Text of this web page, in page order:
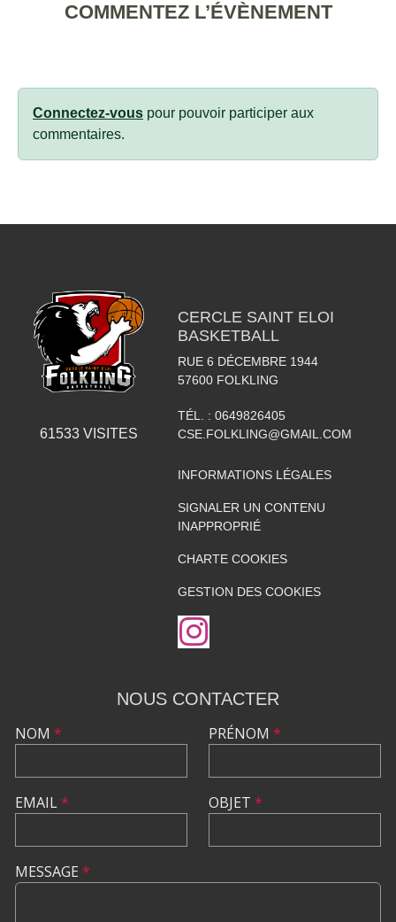
COMMENTEZ L’ÉVÈNEMENT
Connectez-vous pour pouvoir participer aux
commentaires.
61533VISITES
CERCLE SAINT ELOI
BASKETBALL
RUE 6 DÉCEMBRE 1944
57600 FOLKLING
TÉL. : 0649826405
CSE.FOLKLING@GMAIL.COM
INFORMATIONS LÉGALES
SIGNALER UN CONTENU
INAPPROPRIÉ
CHARTE COOKIES
GESTION DES COOKIES
NOUS CONTACTER
NOM *
EMAIL*
PRÉNOM *
OBJET *
MESSAGE *